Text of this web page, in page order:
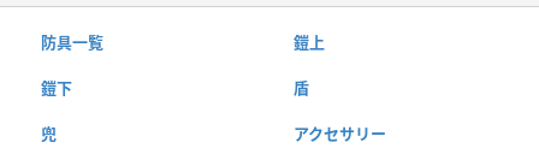
防具一覧 鎧上
鎧下 盾
兜 アクセサリー